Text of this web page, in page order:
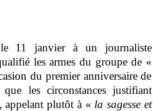
le 11 janvier à un journaliste
les armes du groupe de «
du premier anniversaire de
les circonstances justifiant
plutôt à « la sagesse et